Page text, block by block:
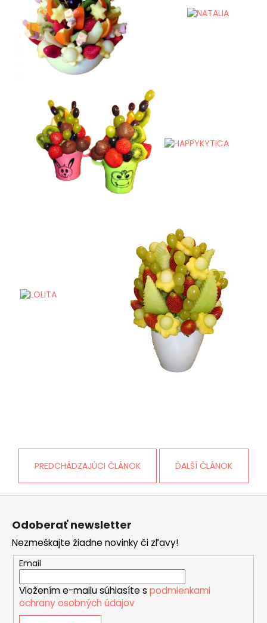
PREDCHÁDZAJÚCI ČLÁNOK ĎALŠÍ ČLÁNOK
Z
Odoberať newsletter
Nezmeškajte žiadne novinky či zľavy!
Email
Vložením e-mailu súhlasíte s podmienkami
ochrany osobných údajov